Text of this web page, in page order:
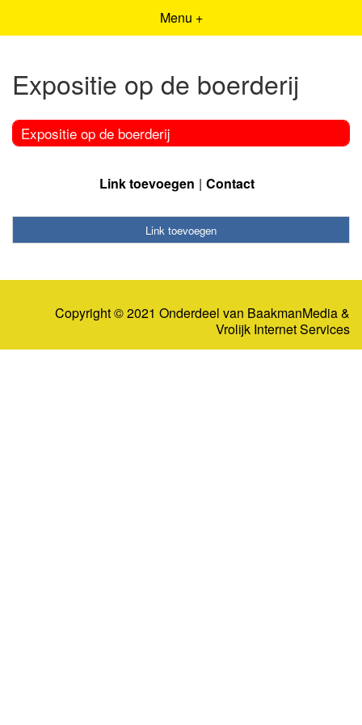
Menu +
Expositie op de boerderij
Expositie op de boerderij
Link toevoegen Contact
Link toevoegen
Copyright © 2021 Onderdeel van BaakmanMedia&
Vrolijk Internet Services